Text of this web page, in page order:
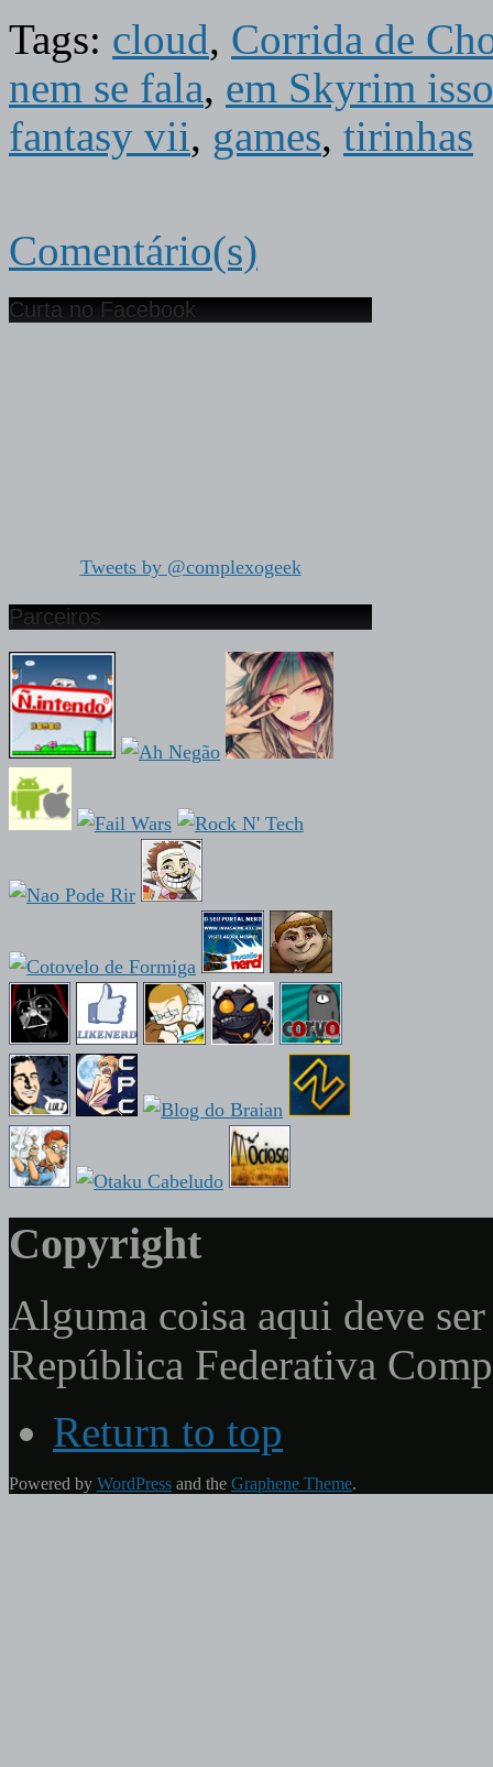
Tags: cloud, Corrida de
nem se fala, em Skyrim
fantasy vii, games, tirinhas
Comentário(s)
Curta no Facebook
Tweets by @complexogeek
Parceiros
Copyright
Alguma coisa aqui deve
República Federativa
Return to top
Powered by WordPress and the Graphene Theme.